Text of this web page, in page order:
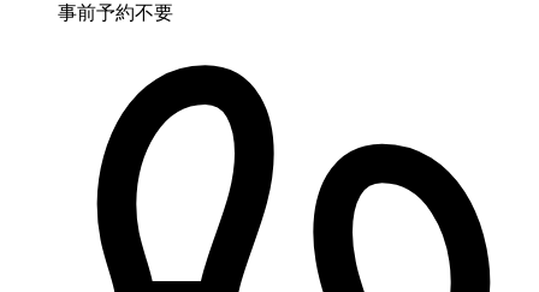
事前予約不要